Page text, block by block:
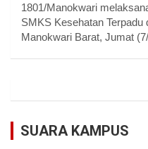
1801/Manokwari
SMKS Kesehatan
Manokwari Barat, Jumat
SUARA KAMPUS